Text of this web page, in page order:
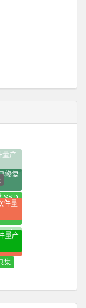
量产
修复
件量
盘开
SSD
产工
量产
软件
位_
集
开